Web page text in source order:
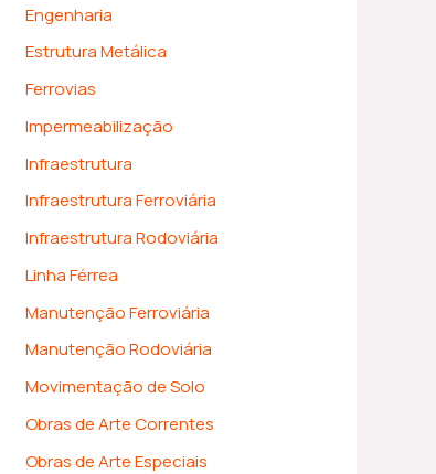
Engenharia
Estrutura Metálica
Ferrovias
Impermeabilização
Infraestrutura
Infraestrutura Ferroviária
Infraestrutura Rodoviária
Linha Férrea
Manutenção Ferroviária
Manutenção Rodoviária
Movimentação de Solo
Obras de Arte Correntes
Obras de Arte Especiais